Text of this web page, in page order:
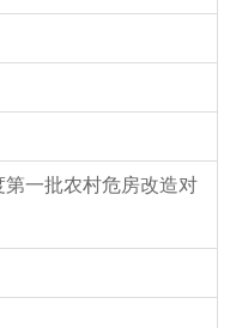
第一批农村危房改造对